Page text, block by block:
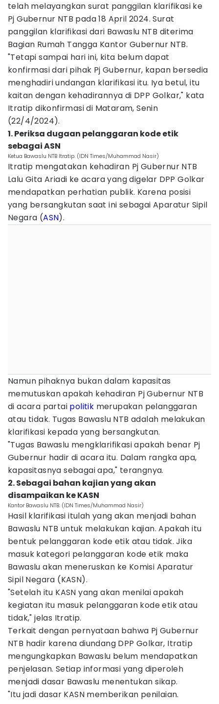
telah melayangkan surat panggilan klarifikasi ke
Pj Gubernur NTB pada 18 April 2024. Surat
panggilan klarifikasi dari Bawaslu NTB diterima
Bagian Rumah Tangga Kantor Gubernur NTB.
"Tetapi sampai hari ini, kita belum dapat
konfirmasi dari pihak Pj Gubernur, kapan bersedia
menghadiri undangan klarifikasi itu. Iya betul, itu
kaitan dengan kehadirannya di DPP Golkar," kata
Itratip dikonfirmasi di Mataram, Senin
(22/4/2024).
1. Periksa dugaan pelanggaran kode etik
sebagai ASN
Ketua Bawaslu NTB Itratip. (IDN Times/Muhammad Nasir)
Itratip mengatakan kehadiran Pj Gubernur NTB
Lalu Gita Ariadi ke acara yang digelar DPP Golkar
mendapatkan perhatian publik. Karena posisi
yang bersangkutan saat ini sebagai Aparatur Sipil
Negara (ASN).
Namun pihaknya bukan dalam kapasitas
memutuskan apakah kehadiran Pj Gubernur NTB
di acara partai politik merupakan pelanggaran
atau tidak. Tugas Bawaslu NTB adalah melakukan
klarifikasi kepada yang bersangkutan.
"Tugas Bawaslu mengklarifikasi apakah benar Pj
Gubernur hadir di acara itu. Dalam rangka apa,
kapasitasnya sebagai apa," terangnya.
2. Sebagai bahan kajian yang akan
disampaikan ke KASN
Kantor Bawaslu NTB. (IDN Times/Muhammad Nasir)
Hasil klarifikasi itulah yang akan menjadi bahan
Bawaslu NTB untuk melakukan kajian. Apakah itu
bentuk pelanggaran kode etik atau tidak. Jika
masuk kategori pelanggaran kode etik maka
Bawaslu akan meneruskan ke Komisi Aparatur
Sipil Negara (KASN).
"Setelah itu KASN yang akan menilai apakah
kegiatan itu masuk pelanggaran kode etik atau
tidak," jelas Itratip.
Terkait dengan pernyataan bahwa Pj Gubernur
NTB hadir karena diundang DPP Golkar, Itratip
mengungkapkan Bawaslu belum mendapatkan
penjelasan. Setiap informasi yang diperoleh
menjadi dasar Bawaslu menentukan sikap.
"Itu jadi dasar KASN memberikan penilaian.